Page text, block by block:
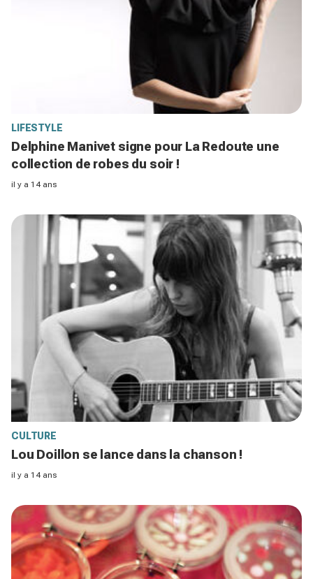
LIFESTYLE
Delphine Manivet signe pour La Redoute une
collection de robes du soir !
il y a 14 ans
CULTURE
Lou Doillon se lance dans la chanson !
il y a 14 ans